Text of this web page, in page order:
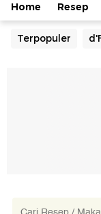
Home Resep
Terpopuler